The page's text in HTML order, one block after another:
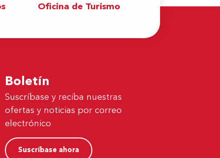
Oficina de Turismo
Boletín
Suscríbase y reciba nuestras
ofertas y noticias por correo
electrónico
Suscríbase ahora